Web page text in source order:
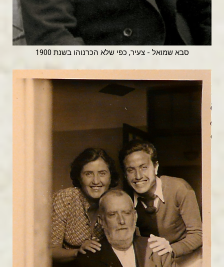
סבא שמואל - צעיר, כפי שלא הכרנוהו בשנת 1900